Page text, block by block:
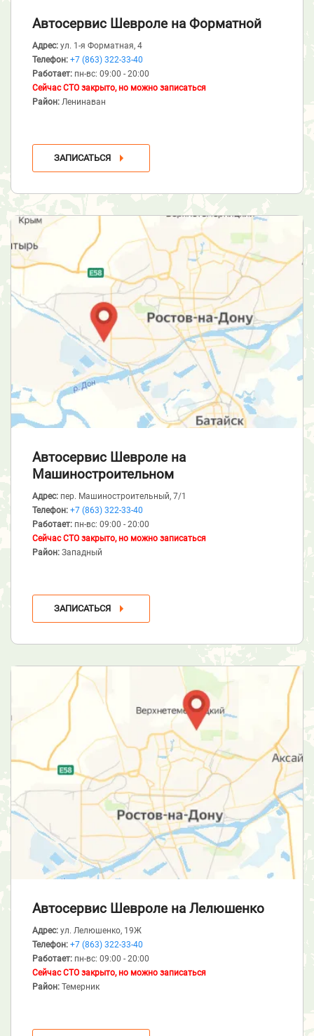
Автосервис Шевроле на Форматной
Адрес: ул. 1-я Форматная, 4
Телефон: +7 (863) 322-33-40
Работает: пн-вс: 09:00 - 20:00
Сейчас СТО закрыто, но можно записаться
Район: Ленинаван
ЗАПИСАТЬСЯ
Автосервис Шевроле на
Машиностроительном
Адрес: пер. Машиностроительный, 7/1
Телефон: +7 (863) 322-33-40
Работает: пн-вс: 09:00 - 20:00
Сейчас СТО закрыто, но можно записаться
Район: Западный
ЗАПИСАТЬСЯ
Автосервис Шевроле на Лелюшенко
Адрес: ул. Лелюшенко, 19Ж
Телефон: +7 (863) 322-33-40
Работает: пн-вс: 09:00 - 20:00
Сейчас СТО закрыто, но можно записаться
Район: Темерник